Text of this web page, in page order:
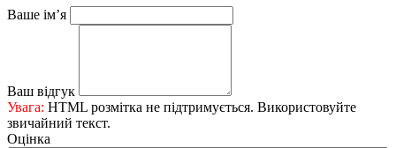
Ваше ім’я
Ваш відгук
Увага: HTML розмітка не підтримується. Використовуйте
звичайний текст.
Оцінка